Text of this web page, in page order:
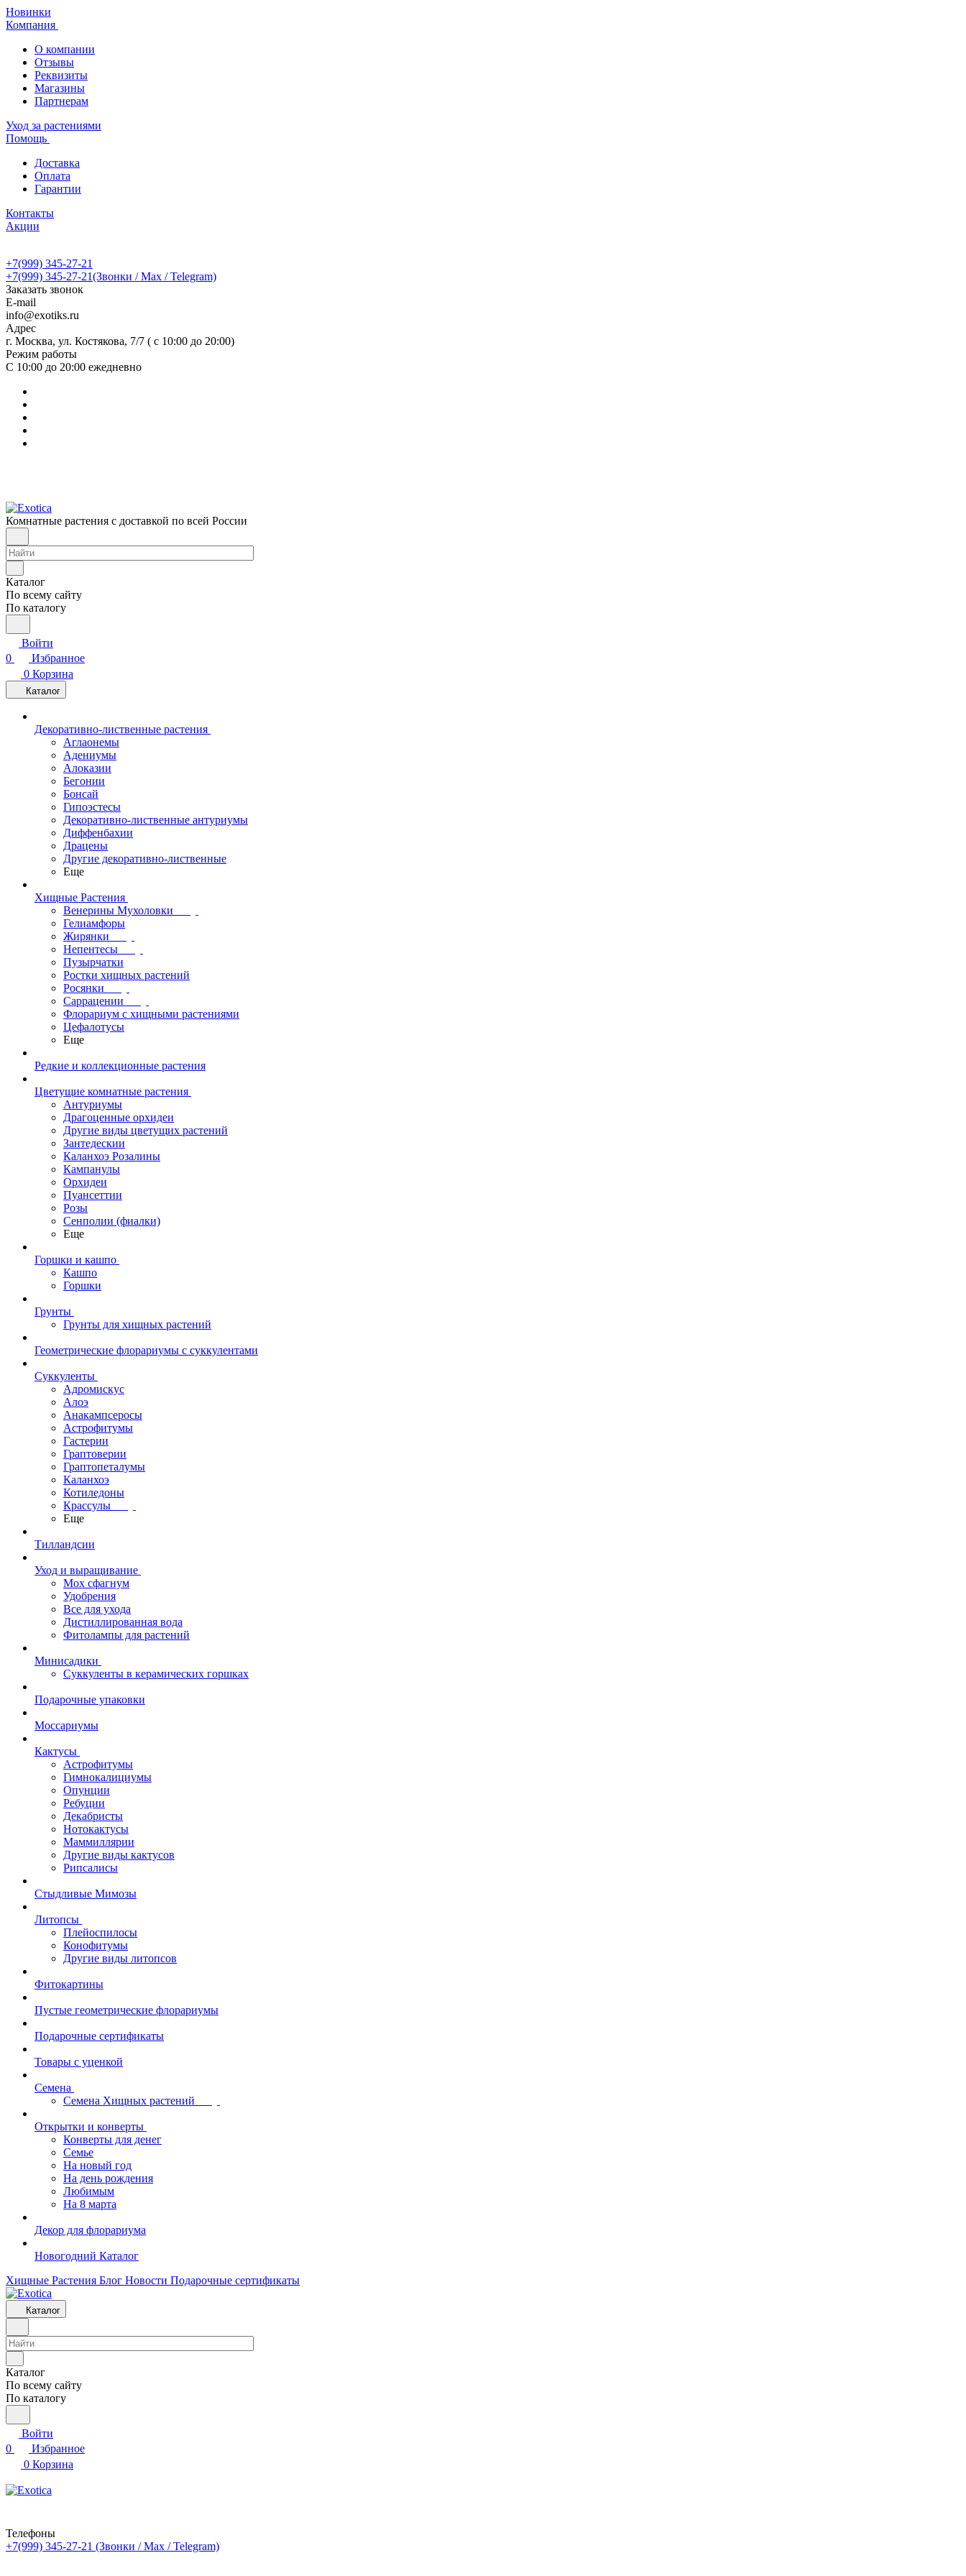
Новинки
Компания
О компании
Отзывы
Реквизиты
Магазины
Партнерам
Уход за растениями
Помощь
Доставка
Оплата
Гарантии
Контакты
Акции
+7(999) 345-27-21
+7(999) 345-27-21(Звонки / Max / Telegram)
Заказать звонок
E-mail
info@exotiks.ru
Адрес
г. Москва, ул. Костякова, 7/7 ( с 10:00 до 20:00)
Режим работы
С 10:00 до 20:00 ежедневно
Комнатные растения с доставкой по всей России
Каталог
По всему сайту
По каталогу
Войти
0
Избранное
0 Корзина
Каталог
Декоративно-лиственные растения
Аглаонемы
Адениумы
Алоказии
Бегонии
Бонсай
Гипоэстесы
Декоративно-лиственные антуриумы
Диффенбахии
Драцены
Другие декоративно-лиственные
Еще
Хищные Растения
Венерины Мухоловки
Гелиамфоры
Жирянки
Непентесы
Пузырчатки
Ростки хищных растений
Росянки
Саррацении
Флорариум с хищными растениями
Цефалотусы
Еще
Редкие и коллекционные растения
Цветущие комнатные растения
Антуриумы
Драгоценные орхидеи
Другие виды цветущих растений
Зантедескии
Каланхоэ Розалины
Кампанулы
Орхидеи
Пуансеттии
Розы
Сенполии (фиалки)
Еще
Горшки и кашпо
Кашпо
Горшки
Грунты
Грунты для хищных растений
Геометрические флорариумы с суккулентами
Суккуленты
Адромискус
Алоэ
Анакампсеросы
Астрофитумы
Гастерии
Граптоверии
Граптопеталумы
Каланхоэ
Котиледоны
Крассулы
Еще
Тилландсии
Уход и выращивание
Мох сфагнум
Удобрения
Все для ухода
Дистиллированная вода
Фитолампы для растений
Минисадики
Суккуленты в керамических горшках
Подарочные упаковки
Моссариумы
Кактусы
Астрофитумы
Гимнокалициумы
Опунции
Ребуции
Декабристы
Нотокактусы
Маммиллярии
Другие виды кактусов
Рипсалисы
Стыдливые Мимозы
Литопсы
Плейоспилосы
Конофитумы
Другие виды литопсов
Фитокартины
Пустые геометрические флорариумы
Подарочные сертификаты
Товары с уценкой
Семена
Семена Хищных растений
Открытки и конверты
Конверты для денег
Семье
На новый год
На день рождения
Любимым
На 8 марта
Декор для флорариума
Новогодний Каталог
Хищные Растения Блог Новости Подарочные сертификаты
Каталог
Каталог
По всему сайту
По каталогу
Войти
0
Избранное
0 Корзина
Телефоны
+7(999) 345-27-21 (Звонки / Max / Telegram)